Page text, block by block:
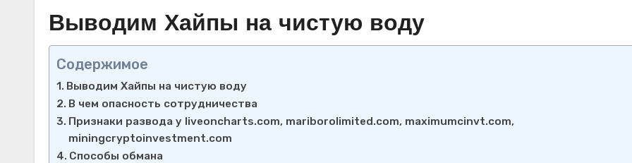
Выводим Хайпы на чистую воду
Содержимое
Выводим Хайпы на чистую воду
В чем опасность сотрудничества
Признаки развода у liveoncharts.com, mariborolimited.com, maximumcinvt.com,
miningcryptoinvestment.com
Способы обмана